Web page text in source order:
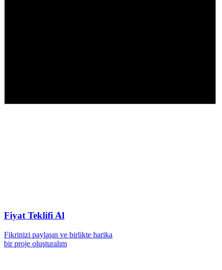
Fiyat Teklifi Al
Fikrinizi paylaşın ve birlikte harika
bir proje oluşturalım